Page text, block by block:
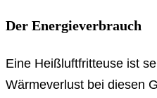
Der Energieverbrauch
Eine Heißluftfritteuse ist
Wärmeverlust bei diesen